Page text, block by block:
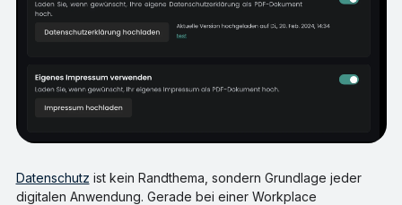
Datenschutz ist kein Randthema, sondern Grundlage jeder
digitalen Anwendung. Gerade bei einer Workplace